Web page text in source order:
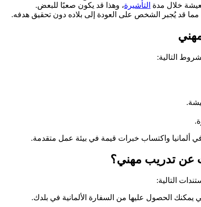
خلال مدة التأشيرة، وهذا قد يكون صعبًا للبعض.
مما قد يُجبر الشخص على العودة إلى بلاده دون تحقيق هدفه.
التالية:
ألمانيا واكتساب خبرات قيمة في بيئة عمل متقدمة.
عن تدريب مهني؟
التالية:
يمكنك الحصول عليها من السفارة الألمانية في بلدك.